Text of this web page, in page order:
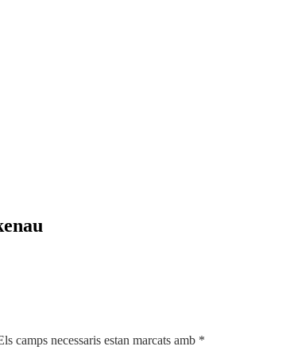
camps necessaris estan marcats amb *